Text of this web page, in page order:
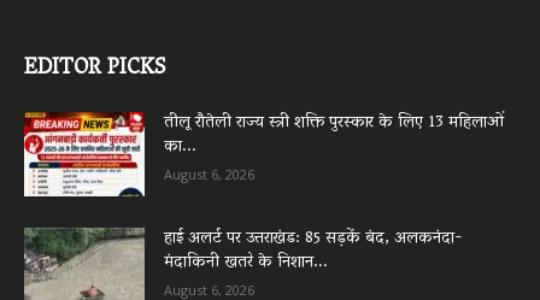
EDITOR PICKS
तीलू रौतेली राज्य स्त्री शक्ति पुरस्कार के लिए 13 महिलाओं
का...
August 6, 2026
हाई अलर्ट पर उत्तराखंड: 85 सड़कें बंद, अलकनंदा-
मंदाकिनी खतरे के निशान...
August 6, 2026